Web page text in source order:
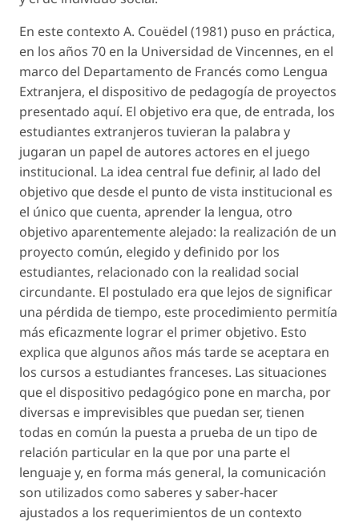
En este contexto A. Couëdel (1981) puso en práctica,
en los años 70 en la Universidad de Vincennes, en el
marco del Departamento de Francés como Lengua
Extranjera, el dispositivo de pedagogía de proyectos
presentado aquí. El objetivo era que, de entrada, los
estudiantes extranjeros tuvieran la palabra y
jugaran un papel de autores actores en el juego
institucional. La idea central fue definir, al lado del
objetivo que desde el punto de vista institucional es
el único que cuenta, aprender la lengua, otro
objetivo aparentemente alejado: la realización de un
proyecto común, elegido y definido por los
estudiantes, relacionado con la realidad social
circundante. El postulado era que lejos de significar
una pérdida de tiempo, este procedimiento permitía
más eficazmente lograr el primer objetivo. Esto
explica que algunos años más tarde se aceptara en
los cursos a estudiantes franceses. Las situaciones
que el dispositivo pedagógico pone en marcha, por
diversas e imprevisibles que puedan ser, tienen
todas en común la puesta a prueba de un tipo de
relación particular en la que por una parte el
lenguaje y, en forma más general, la comunicación
son utilizados como saberes y saber-hacer
ajustados a los requerimientos de un contexto